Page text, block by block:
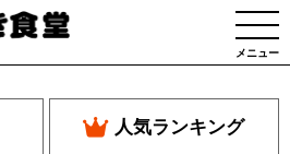
メニュー
人気ランキング